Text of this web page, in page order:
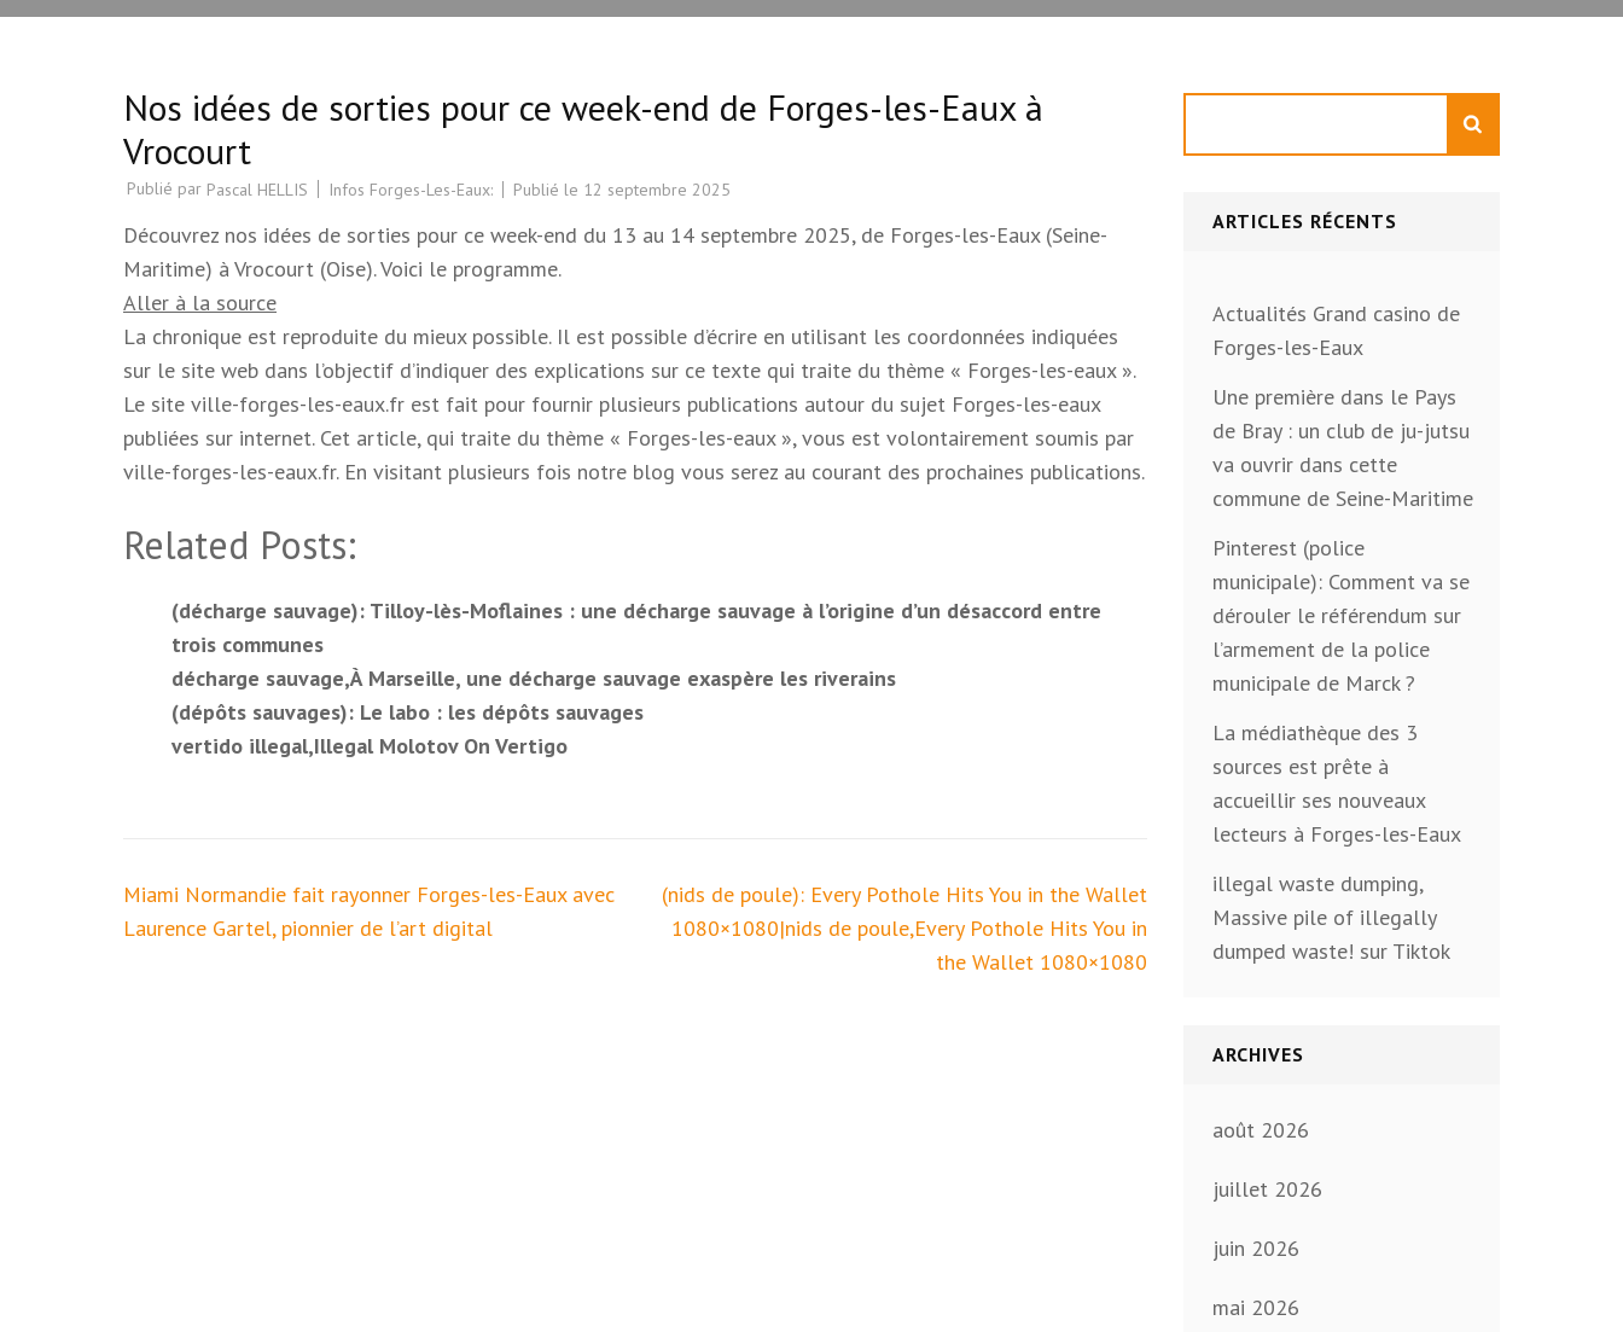
Nos idées de sorties pour ce week-end de Forges-les-Eaux à
Vrocourt
Publié par Pascal HELLIS Infos Forges-Les-Eaux: Publié le 12 septembre 2025
Découvrez nos idées de sorties pour ce week-end du 13 au 14 septembre 2025, de Forges-les-Eaux (Seine-
Maritime) à Vrocourt (Oise). Voici le programme.
Aller à la source
La chronique est reproduite du mieux possible. Il est possible d’écrire en utilisant les coordonnées indiquées
sur le site web dans l’objectif d’indiquer des explications sur ce texte qui traite du thème « Forges-les-eaux ».
Le site ville-forges-les-eaux.fr est fait pour fournir plusieurs publications autour du sujet Forges-les-eaux
publiées sur internet. Cet article, qui traite du thème « Forges-les-eaux », vous est volontairement soumis par
ville-forges-les-eaux.fr. En visitant plusieurs fois notre blog vous serez au courant des prochaines publications.
Related Posts:
(décharge sauvage): Tilloy-lès-Moflaines : une décharge sauvage à l’origine d’un désaccord entre
trois communes
décharge sauvage,À Marseille, une décharge sauvage exaspère les riverains
(dépôts sauvages): Le labo : les dépôts sauvages
vertido illegal,Illegal Molotov On Vertigo
Navigation
de
Miami Normandie fait rayonner Forges-les-Eaux avec
Laurence Gartel, pionnier de l’art digital
(nids de poule): Every Pothole Hits You in the Wallet
1080×1080|nids de poule,Every Pothole Hits You in
the Wallet 1080×1080
ARTICLES RÉCENTS
Actualités Grand casino de
Forges-les-Eaux
Une première dans le Pays
de Bray : un club de ju-jutsu
va ouvrir dans cette
commune de Seine-Maritime
Pinterest (police
municipale): Comment va se
dérouler le référendum sur
l’armement de la police
municipale de Marck ?
La médiathèque des 3
sources est prête à
accueillir ses nouveaux
lecteurs à Forges-les-Eaux
illegal waste dumping,
Massive pile of illegally
dumped waste! sur Tiktok
ARCHIVES
août 2026
juillet 2026
juin 2026
mai 2026